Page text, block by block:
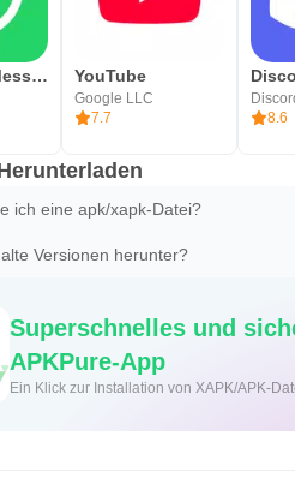
WhatsApp Messenger YouTube
Google LLC
7.7
8.6
ich eine apk/xapk-Datei?
Versionen herunter?
Superschnelles und
APKPure-App
Ein Klick zur Installation von XAPK/APK-